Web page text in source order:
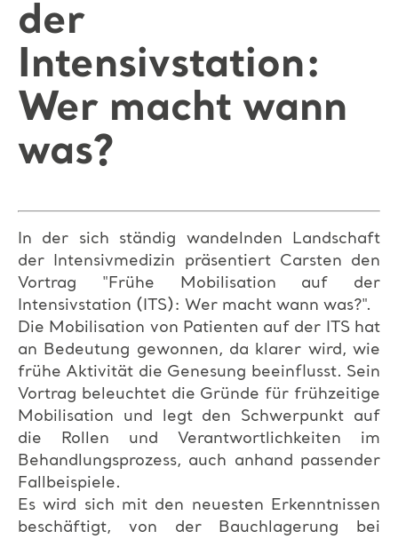
der
Intensivstation:
Wer macht wann
was?
In der sich ständig wandelnden Landschaft
der Intensivmedizin präsentiert Carsten den
Vortrag "Frühe Mobilisation auf der
Intensivstation (ITS): Wer macht wann was?".
Die Mobilisation von Patienten auf der ITS hat
an Bedeutung gewonnen, da klarer wird, wie
frühe Aktivität die Genesung beeinflusst. Sein
Vortrag beleuchtet die Gründe für frühzeitige
Mobilisation und legt den Schwerpunkt auf
die Rollen und Verantwortlichkeiten im
Behandlungsprozess, auch anhand passender
Fallbeispiele.
Es wird sich mit den neuesten Erkenntnissen
beschäftigt, von der Bauchlagerung bei